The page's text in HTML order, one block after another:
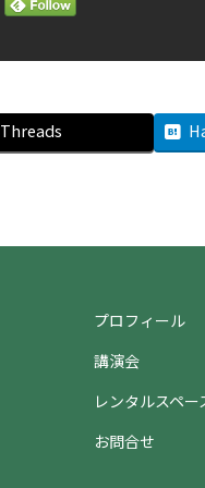
Threads
プロフィール
講演会
レンタルスペー
お問合せ